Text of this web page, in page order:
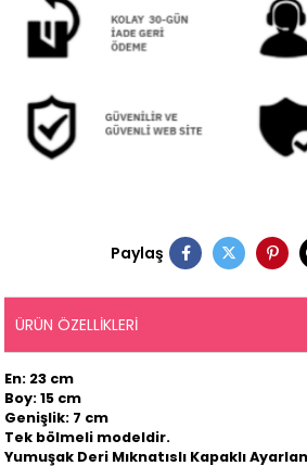
Paylaş
ÜRÜN ÖZELLIKLERI
En: 23 cm
Boy: 15 cm
Genişlik: 7 cm
Tek bölmeli modeldir.
Yumuşak Deri Mıknatıslı Kapaklı